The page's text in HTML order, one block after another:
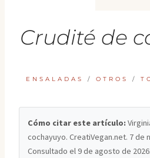
Crudité de
ENSALADAS / OTROS /
Cómo citar este artículo:
cochayuyo. CreatiVegan.net. 7 de
Consultado el9 de agosto de 2026